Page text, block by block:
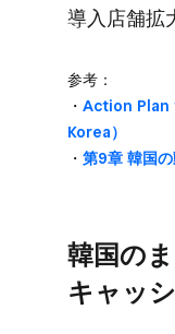
導入店舗拡
参考：
・ Action Plan
Korea）
・ 第9章 韓国の​
韓国の​
キャッ